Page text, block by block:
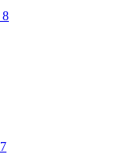
8
7